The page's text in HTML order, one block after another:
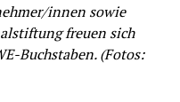
innen sowie
freuen sich
Buchstaben. (Fotos: